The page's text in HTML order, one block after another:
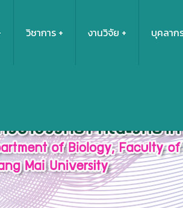
วิชาการ งานวิจัย บุคลาก